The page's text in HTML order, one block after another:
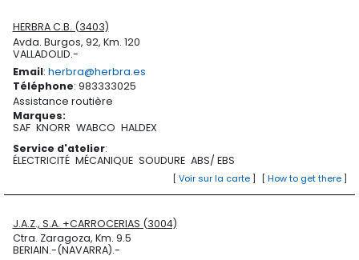
HERBRA C.B. (3403)
Avda. Burgos, 92, Km. 120
VALLADOLID.-
Email: herbra@herbra.es
Téléphone: 983333025
Assistance routière
Marques:
SAF KNORR WABCO HALDEX
Service d'atelier:
ÉLECTRICITÉ MÉCANIQUE SOUDURE ABS/ EBS
[ How to get there]
[ Voir sur la carte]
J.A.Z., S.A. +CARROCERIAS (3004)
Ctra. Zaragoza, Km. 9.5
BERIAIN.-(NAVARRA).-